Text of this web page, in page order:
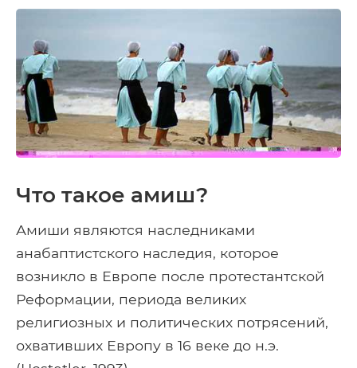
Что такое амиш?
Амиши являются наследниками
анабаптистского наследия, которое
возникло в Европе после протестантской
Реформации, периода великих
религиозных и политических потрясений,
охвативших Европу в 16 веке до н.э.